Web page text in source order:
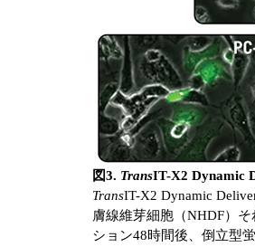
図3. TransIT-X2 Dynamic
TransIT-X2 Dynamic
膚線維芽細胞（NHDF）
ション48時間後、倒立型